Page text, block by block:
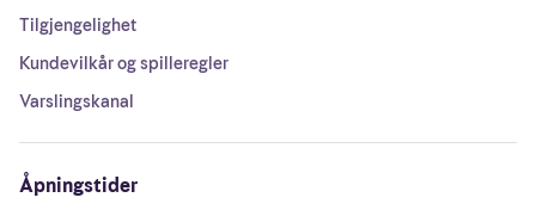
Tilgjengelighet
Kundevilkår og spilleregler
Varslingskanal
Åpningstider